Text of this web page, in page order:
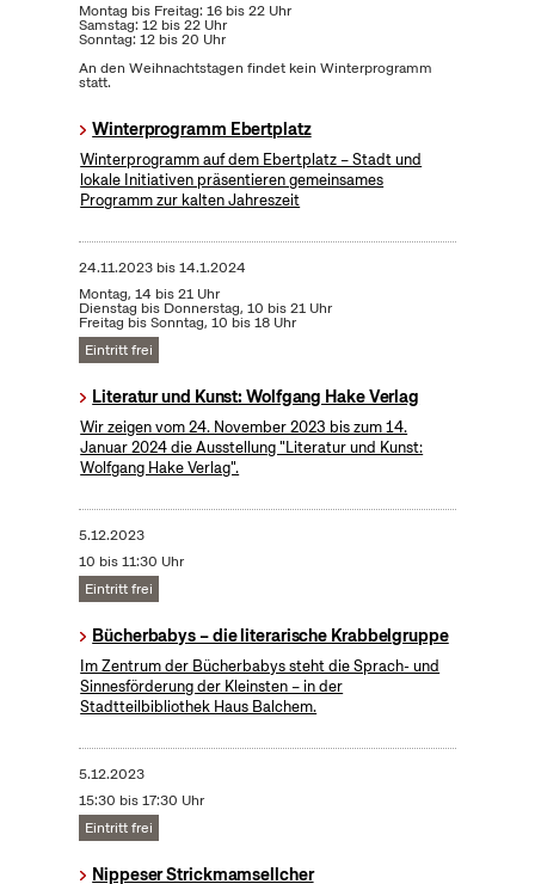
Montag bis Freitag: 16 bis 22 Uhr
Samstag: 12 bis 22 Uhr
Sonntag: 12 bis 20 Uhr
An den Weihnachtstagen findet kein Winterprogramm
statt.
Winterprogramm Ebertplatz
Winterprogramm auf dem Ebertplatz – Stadt und
lokale Initiativen präsentieren gemeinsames
Programm zur kalten Jahreszeit
24.11.2023bis14.1.2024
Montag, 14 bis 21 Uhr
Dienstag bis Donnerstag, 10 bis 21 Uhr
Freitag bis Sonntag, 10 bis 18 Uhr
Eintritt frei
Literatur und Kunst: Wolfgang Hake Verlag
Wir zeigen vom 24. November 2023 bis zum 14.
Januar 2024 die Ausstellung "Literatur und Kunst:
Wolfgang Hake Verlag".
5.12.2023
10 bis 11:30 Uhr
Eintritt frei
Bücherbabys – die literarische Krabbelgruppe
Im Zentrum der Bücherbabys steht die Sprach- und
Sinnesförderung der Kleinsten – in der
Stadtteilbibliothek Haus Balchem.
5.12.2023
15:30 bis 17:30 Uhr
Eintritt frei
Nippeser Strickmamsellcher